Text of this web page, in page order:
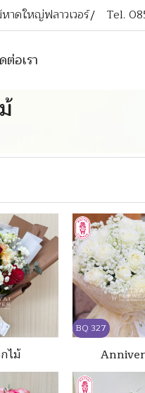
าดใหญ่ฟลาวเวอร์ Tel.
ต่อเรา
ไม้
BQ 327